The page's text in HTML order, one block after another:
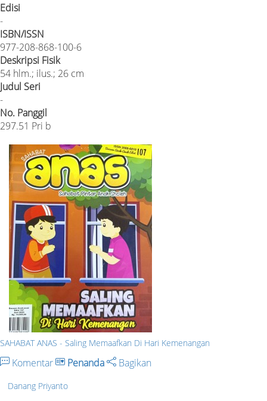
Edisi
-
ISBN/ISSN
977-208-868-100-6
Deskripsi Fisik
54 hlm.; ilus.; 26 cm
Judul Seri
-
No. Panggil
297.51 Pri b
SAHABAT ANAS - Saling Memaafkan Di Hari Kemenangan
Komentar Penanda Bagikan
Danang Priyanto